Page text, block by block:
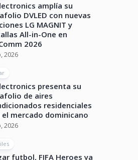
amplía su
DVLED con nuevas
LG MAGNIT y
All-in-One en
2026
2026
presenta su
de aires
residenciales
el mercado dominicano
2026
futbol, FIFA Heroes ya